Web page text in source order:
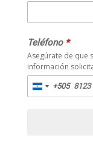
Teléfono *
Asegúrate de que
información
N
+505